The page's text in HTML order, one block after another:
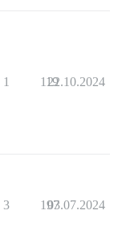
1 119
22.10.2024
3 197
03.07.2024